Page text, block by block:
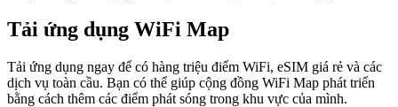
Tải ứng dụng WiFi Map
Tải ứng dụng ngay để có hàng triệu điểm WiFi, eSIM giá rẻ và các
dịch vụ toàn cầu. Bạn có thể giúp cộng đồng WiFi Map phát triển
bằng cách thêm các điểm phát sóng trong khu vực của mình.